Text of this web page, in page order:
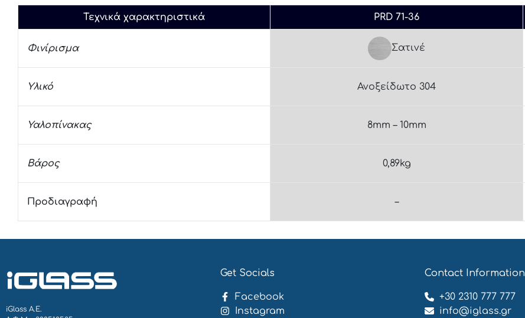
Τεχνικά χαρακτηριστικά PRD 71-36
Φινίρισμα Σατινέ
Υλικό Ανοξείδωτο 304
Υαλοπίνακας 8mm – 10mm
Βάρος 0,89kg
Προδιαγραφή –
iGlass Α.Ε.
Get Socials
Facebook
Instagram
Contact Information
+30 2310 777 777
info@iglass.gr